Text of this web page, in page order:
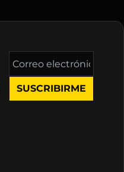
Correo
electrónico
*